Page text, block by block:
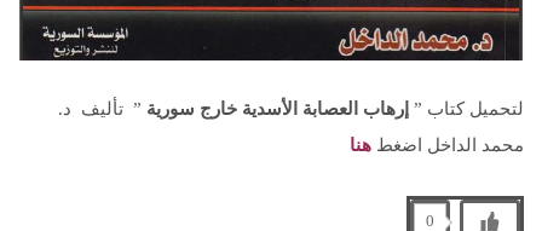
لتحميل كتاب ” إرهاب العصابة الأسدية خارج سورية ” تأليف د.
محمد الداخل اضغط هنا
0